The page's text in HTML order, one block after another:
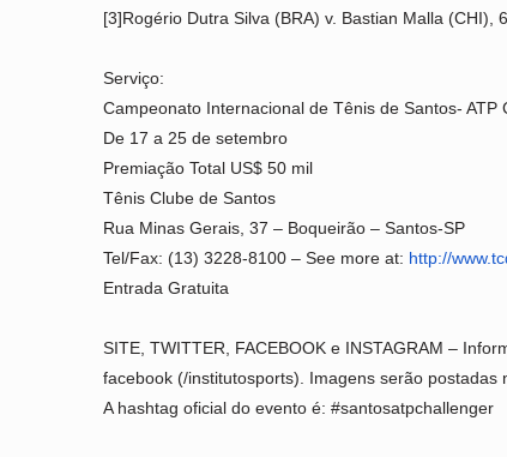
[3]Rogério Dutra Silva (BRA) v. Bastian Malla (CHI),
Serviço:
Campeonato Internacional de Tênis de Santos- ATP
De 17 a 25 de setembro
Premiação Total US$ 50 mil
Tênis Clube de Santos
Rua Minas Gerais, 37 – Boqueirão – Santos-SP
Tel/Fax: (13) 3228-8100 – See more at: http://
Entrada Gratuita
SITE, TWITTER, FACEBOOK e INSTAGRAM –
facebook (/institutosports). Imagens serão postadas
A hashtag oficial do evento é: #santosatpchallenger